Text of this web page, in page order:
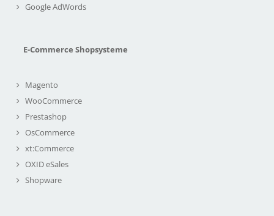
Google AdWords
E-Commerce Shopsysteme
Magento
WooCommerce
Prestashop
OsCommerce
xt:Commerce
OXID eSales
Shopware